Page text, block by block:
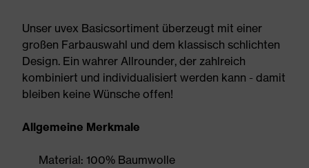
Unser uvex Basicsortiment überzeugt mit einer
großen Farbauswahl und dem klassisch schlichten
Design. Ein wahrer Allrounder, der zahlreich
kombiniert und individualisiert werden kann - damit
bleiben keine Wünsche offen!
Allgemeine Merkmale
Material: 100% Baumwolle